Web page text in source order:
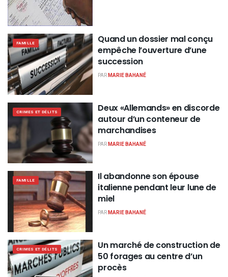
FAMILLE
Quand un dossier mal conçu
empêche l’ouverture d’une
succession
PARMARIE BAHANÉ
CRIMES ET DÉLITS
Deux «Allemands» en discorde
autour d’un conteneur de
marchandises
PARMARIE BAHANÉ
FAMILLE
Il abandonne son épouse
italienne pendant leur lune de
miel
PARMARIE BAHANÉ
CRIMES ET DÉLITS
Un marché de construction de
50 forages au centre d’un
procès